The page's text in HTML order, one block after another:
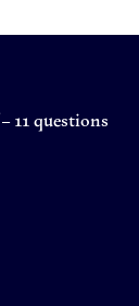
11 questions